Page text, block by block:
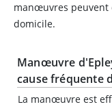
manœuvres peuvent
domicile.
Manœuvre
cause fréquente
La manœuvre est